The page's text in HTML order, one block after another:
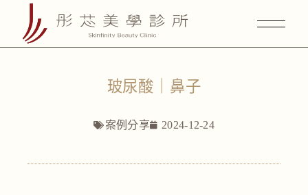
玻尿酸｜鼻子
案例分享 2024-12-24